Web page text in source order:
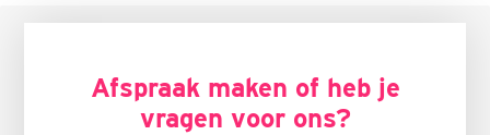
Afspraak maken of heb je
vragen voor ons?